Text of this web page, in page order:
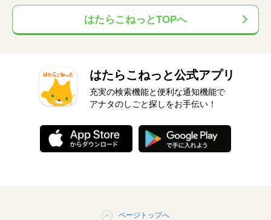
はたらこねっとTOPへ
はたらこねっと公式アプリ
充実の検索機能と便利な通知機能で
アナタのしごと探しをお手伝い！
ページトップへ